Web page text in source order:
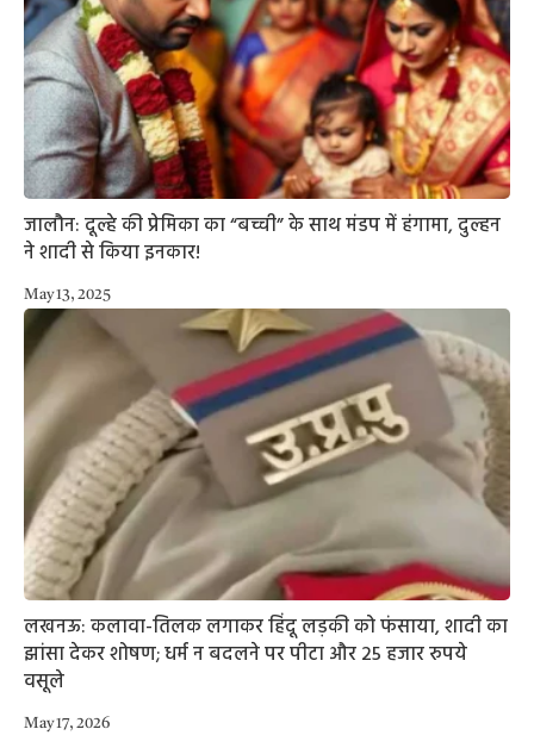
जालौन: दूल्हे की प्रेमिका का “बच्ची” के साथ मंडप में हंगामा, दुल्हन
ने शादी से किया इनकार!
May 13, 2025
लखनऊ: कलावा-तिलक लगाकर हिंदू लड़की को फंसाया, शादी का
झांसा देकर शोषण; धर्म न बदलने पर पीटा और 25 हजार रुपये
वसूले
May 17, 2026